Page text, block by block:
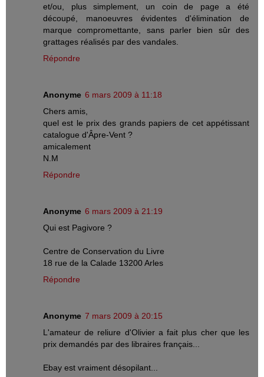
et/ou, plus simplement, un coin de page a été
découpé, manoeuvres évidentes d'élimination de
marque compromettante, sans parler bien sûr des
grattages réalisés par des vandales.
Répondre
Anonyme 6 mars 2009 à 11:18
Chers amis,
quel est le prix des grands papiers de cet appétissant
catalogue d'Âpre-Vent ?
amicalement
N.M
Répondre
Anonyme 6 mars 2009 à 21:19
Qui est Pagivore ?
Centre de Conservation du Livre
18 rue de la Calade 13200 Arles
Répondre
Anonyme 7 mars 2009 à 20:15
L'amateur de reliure d'Olivier a fait plus cher que les
prix demandés par des libraires français...
Ebay est vraiment désopilant...